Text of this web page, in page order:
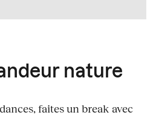
nature
faites un break avec